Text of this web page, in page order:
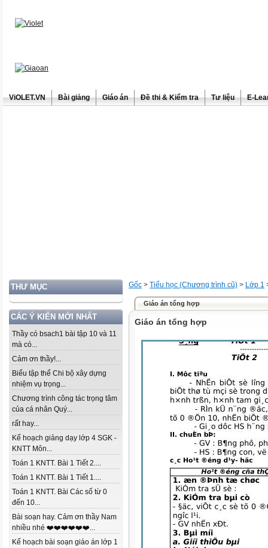
ViOLET.VN Bài giảng Giáo án Đề thi & Kiểm tra Tư liệu E-
THƯ MỤC
CÁC Ý KIẾN MỚI NHẤT
Thầy có bsach1 bài tập 10 và 11
mà có...
Cảm ơn thầy!...
Biểu tập thể Chi bộ xây dựng
nhiệm vụ trọng...
Chương trình công tác trọng tâm
của cá nhân Quý...
rất hay...
Kế hoạch giảng dạy lớp 4 SGK -
KNTT Môn...
Toán 1 KNTT. Bài 1 Tiết 2....
Toán 1 KNTT. Bài 1 Tiết 1....
Toán 1 KNTT. Bài Các số từ 0
đến 10...
Bài soạn hay. Cảm ơn thầy Nam
nhiều nhé ❤️❤️❤️❤️❤️❤️...
Kế hoạch bài soạn giáo án lớp 1
Gốc > Tiểu học (Chương trình cũ) > Lớp 1
Giáo án tổng hợp
Giáo án tổng hợp